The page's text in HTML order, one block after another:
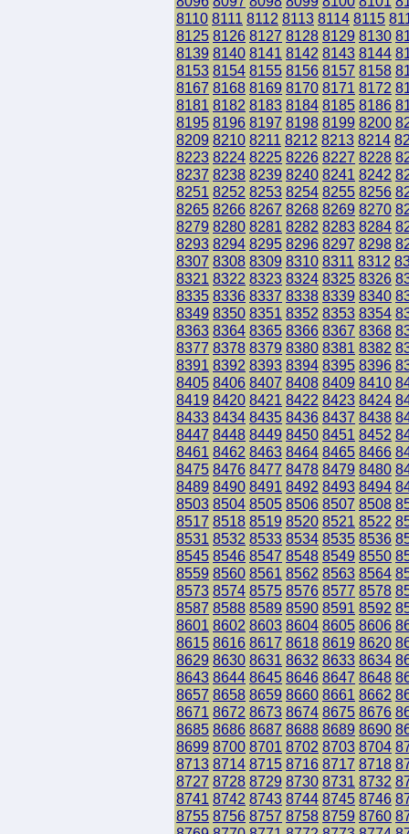
8110 8111 8112 8113 8114 8115
8125 8126 8127 8128 8129 8130
8139 8140 8141 8142 8143 8144
8153 8154 8155 8156 8157 8158
8167 8168 8169 8170 8171 8172
8181 8182 8183 8184 8185 8186
8195 8196 8197 8198 8199 8200
8209 8210 8211 8212 8213 8214
8223 8224 8225 8226 8227 8228
8237 8238 8239 8240 8241 8242
8251 8252 8253 8254 8255 8256
8265 8266 8267 8268 8269 8270
8279 8280 8281 8282 8283 8284
8293 8294 8295 8296 8297 8298
8307 8308 8309 8310 8311 8312
8321 8322 8323 8324 8325 8326
8335 8336 8337 8338 8339 8340
8349 8350 8351 8352 8353 8354
8363 8364 8365 8366 8367 8368
8377 8378 8379 8380 8381 8382
8391 8392 8393 8394 8395 8396
8405 8406 8407 8408 8409 8410
8419 8420 8421 8422 8423 8424
8433 8434 8435 8436 8437 8438
8447 8448 8449 8450 8451 8452
8461 8462 8463 8464 8465 8466
8475 8476 8477 8478 8479 8480
8489 8490 8491 8492 8493 8494
8503 8504 8505 8506 8507 8508
8517 8518 8519 8520 8521 8522
8531 8532 8533 8534 8535 8536
8545 8546 8547 8548 8549 8550
8559 8560 8561 8562 8563 8564
8573 8574 8575 8576 8577 8578
8587 8588 8589 8590 8591 8592
8601 8602 8603 8604 8605 8606
8615 8616 8617 8618 8619 8620
8629 8630 8631 8632 8633 8634
8643 8644 8645 8646 8647 8648
8657 8658 8659 8660 8661 8662
8671 8672 8673 8674 8675 8676
8685 8686 8687 8688 8689 8690
8699 8700 8701 8702 8703 8704
8713 8714 8715 8716 8717 8718
8727 8728 8729 8730 8731 8732
8741 8742 8743 8744 8745 8746
8755 8756 8757 8758 8759 8760